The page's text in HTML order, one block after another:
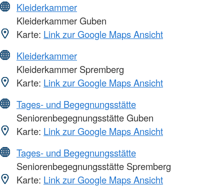
Kleiderkammer
Kleiderkammer Guben
Karte: Link zur Google Maps Ansicht
Kleiderkammer
Kleiderkammer Spremberg
Karte: Link zur Google Maps Ansicht
Tages- und Begegnungsstätte
Seniorenbegegnungsstätte Guben
Karte: Link zur Google Maps Ansicht
Tages- und Begegnungsstätte
Seniorenbegegnungsstätte Spremberg
Karte: Link zur Google Maps Ansicht